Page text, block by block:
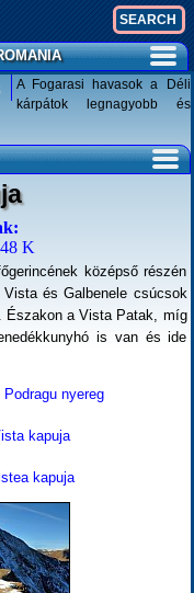
A Fogarasi havasok a Déli
kárpátok legnagyobb és
K
középső részén
és Galbenele csúcsok
Északon a Vista Patak, míg
is van és ide
nyereg
kapuja
kapuja